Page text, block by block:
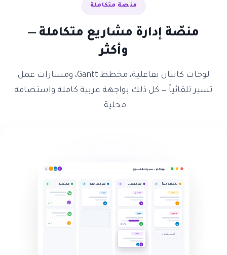
منصة متكاملة
منصّة إدارة مشاريع متكاملة —
وأكثر
لوحات كانبان تفاعلية، مخطط Gantt، ومسارات عمل
تسير تلقائياً — كل ذلك بواجهة عربية كاملة واستضافة
محلية.
بروجكتو — سبرنت التسويق م س أ +2
بانتظار البدأ 2
بحث
أ
س
+ أضف مهمة
قيد العمل 3
تصميم
م
تطوير
ل 65%
قيد المراجعة 2
جودة
س
مكتملة 3
م تم ✓
أ تم ✓
حملة